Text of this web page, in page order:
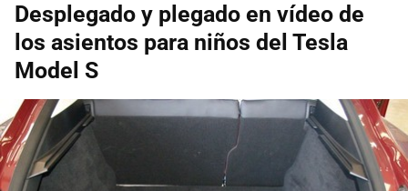
Desplegado y plegado en vídeo de
los asientos para niños del Tesla
Model S